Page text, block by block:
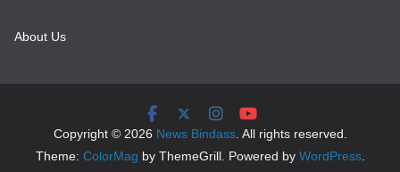
About Us
Copyright © 2026 News Bindass. All rights reserved.
Theme: ColorMag by ThemeGrill. Powered by WordPress.